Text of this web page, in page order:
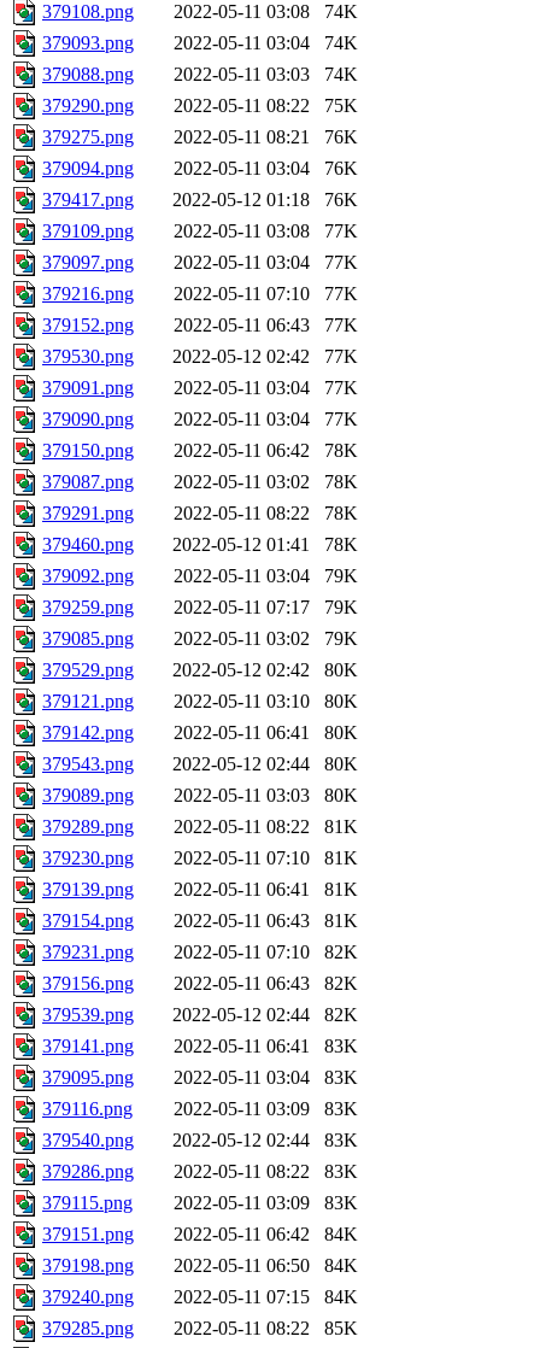
379108.png
2022-05-11 03:08
74K
379093.png
2022-05-11 03:04
74K
379088.png
2022-05-11 03:03
74K
379290.png
2022-05-11 08:22
75K
379275.png
2022-05-11 08:21
76K
379094.png
2022-05-11 03:04
76K
379417.png
2022-05-12 01:18
76K
379109.png
2022-05-11 03:08
77K
379097.png
2022-05-11 03:04
77K
379216.png
2022-05-11 07:10
77K
379152.png
2022-05-11 06:43
77K
379530.png
2022-05-12 02:42
77K
379091.png
2022-05-11 03:04
77K
379090.png
2022-05-11 03:04
77K
379150.png
2022-05-11 06:42
78K
379087.png
2022-05-11 03:02
78K
379291.png
2022-05-11 08:22
78K
379460.png
2022-05-12 01:41
78K
379092.png
2022-05-11 03:04
79K
379259.png
2022-05-11 07:17
79K
379085.png
2022-05-11 03:02
79K
379529.png
2022-05-12 02:42
80K
379121.png
2022-05-11 03:10
80K
379142.png
2022-05-11 06:41
80K
379543.png
2022-05-12 02:44
80K
379089.png
2022-05-11 03:03
80K
379289.png
2022-05-11 08:22
81K
379230.png
2022-05-11 07:10
81K
379139.png
2022-05-11 06:41
81K
379154.png
2022-05-11 06:43
81K
379231.png
2022-05-11 07:10
82K
379156.png
2022-05-11 06:43
82K
379539.png
2022-05-12 02:44
82K
379141.png
2022-05-11 06:41
83K
379095.png
2022-05-11 03:04
83K
379116.png
2022-05-11 03:09
83K
379540.png
2022-05-12 02:44
83K
379286.png
2022-05-11 08:22
83K
379115.png
2022-05-11 03:09
83K
379151.png
2022-05-11 06:42
84K
379198.png
2022-05-11 06:50
84K
379240.png
2022-05-11 07:15
84K
379285.png
2022-05-11 08:22 85K